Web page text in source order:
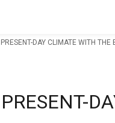
DAY CLIMATE WITH